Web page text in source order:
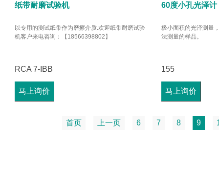
纸带耐磨试验机
以专用的测试纸带作为磨擦介质.欢迎纸带耐磨试验
机客户来电咨询：【18566398802】
RCA 7-IBB
马上询价
60度小孔光泽计
极小面积的光泽测量
法测量的样品。
155
马上询价
首页 上一页 6 7 8 9